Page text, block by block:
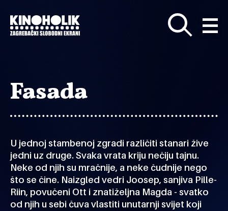
glavni
sadržaj
Fasada
U jednoj stambenoj zgradi različiti stanari žive
jedni uz druge. Svaka vrata kriju nečiju tajnu.
Neke od njih su mračnije, a neke čudnije nego
što se čine. Naizgled vedri Joosep, sanjiva Pille-
Riin, povučeni Ott i znatiželjna Magda - svatko
od njih u sebi čuva vlastiti unutarnji svijet koji